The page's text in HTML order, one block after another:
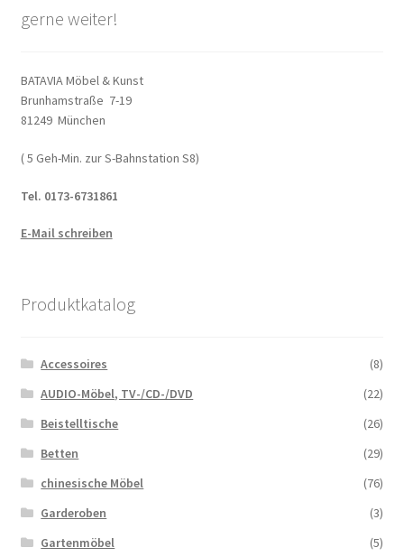
gerne weiter!
BATAVIA Möbel & Kunst
Brunhamstraße 7-19
81249 München
( 5 Geh-Min. zur S-Bahnstation S8)
Tel. 0173-6731861
E-Mail schreiben
Produktkatalog
Accessoires
(8)
AUDIO-Möbel, TV-/CD-/DVD
(22)
Beistelltische
(26)
Betten
(29)
chinesische Möbel
(76)
Garderoben
(3)
Gartenmöbel
(5)